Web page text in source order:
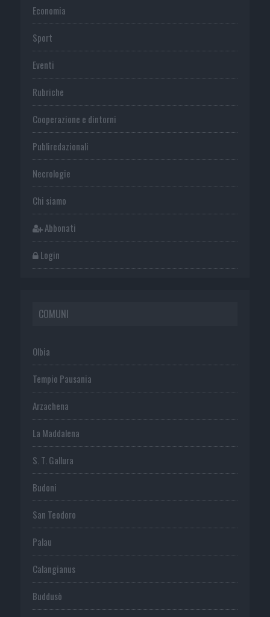
Economia
Sport
Eventi
Rubriche
Cooperazione e dintorni
Publiredazionali
Necrologie
Chi siamo
Abbonati
Login
COMUNI
Olbia
Tempio Pausania
Arzachena
La Maddalena
S. T. Gallura
Budoni
San Teodoro
Palau
Calangianus
Buddusò